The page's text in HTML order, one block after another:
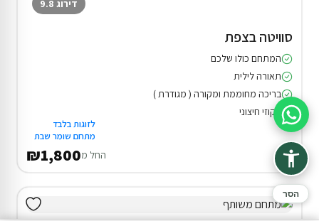
דירוג 9.8
סוויטה בצפת
המתחם כולו שלכם
תאורה לילית
בריכה מחוממת ומקורה ( מגודרת )
ג'קוזי חיצוני
לזוגות בלבד
מתחם שומר שבת
החל מ₪1,800
סיוע בהזמנה
הסר